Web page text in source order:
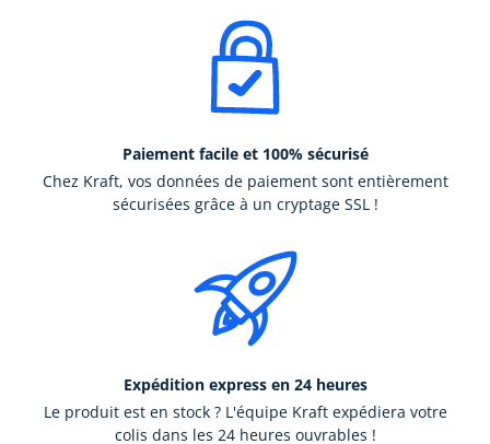
Paiement facile et 100% sécurisé
Chez Kraft, vos données de paiement sont entièrement
sécurisées grâce à un cryptage SSL !
Expédition express en 24 heures
Le produit est en stock ? L'équipe Kraft expédiera votre
colis dans les 24 heures ouvrables !